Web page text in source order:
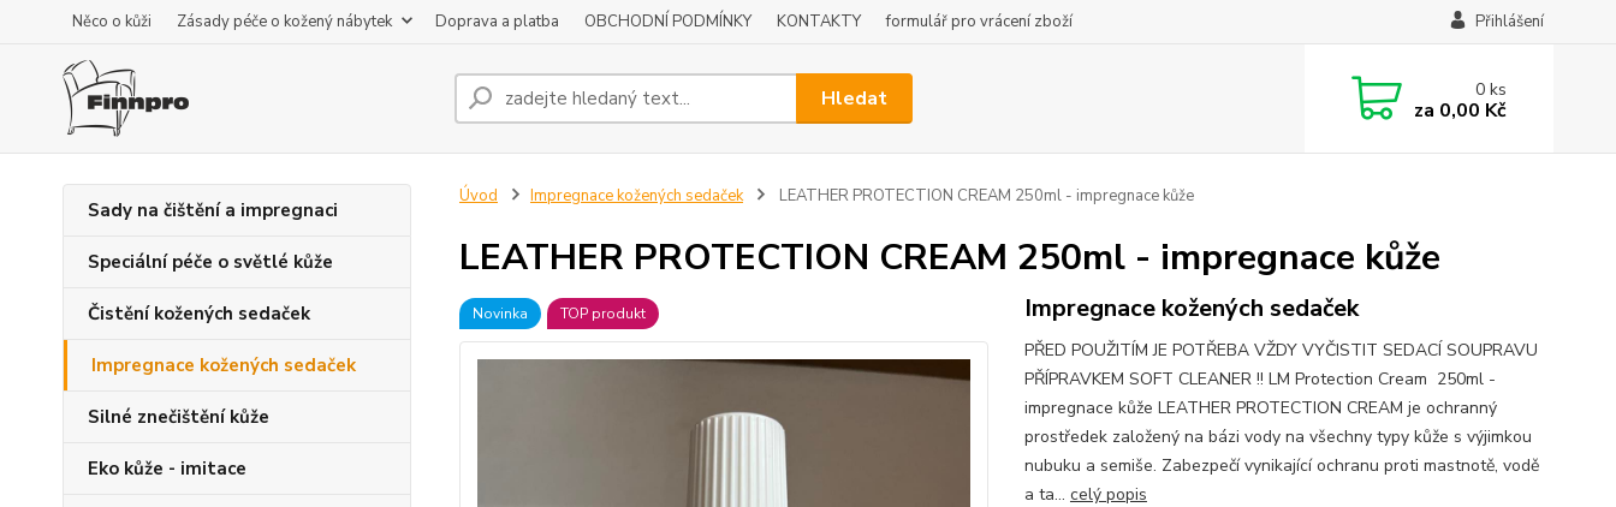
Něco o kůži Zásady péče o kožený nábytek Doprava a platba OBCHODNÍ PODMÍNKY KONTAKTY formulář pro vrácení zboží Přihlášení
Hledat 0ks
za 0,00 Kč
Sady na čištění a impregnaci
Speciální péče o světlé kůže
Čistění kožených sedaček
Impregnace kožených sedaček
Silné znečištění kůže
Eko kůže - imitace
Úvod Impregnace kožených sedaček LEATHER PROTECTION CREAM 250ml - impregnace kůže
LEATHER PROTECTION CREAM 250ml - impregnace kůže
Novinka TOP produkt Impregnace kožených sedaček
PŘED POUŽITÍM JE POTŘEBA VŽDY VYČISTIT SEDACÍ SOUPRAVU
PŘÍPRAVKEM SOFT CLEANER !! LM Protection Cream 250ml -
impregnace kůže LEATHER PROTECTION CREAM je ochranný
prostředek založený na bázi vody na všechny typy kůže s výjimkou
nubuku a semiše. Zabezpečí vynikající ochranu proti mastnotě, vodě
a ta... celý popis